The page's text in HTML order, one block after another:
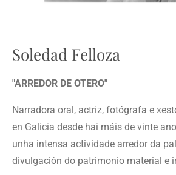
Soledad Felloza
"ARREDOR DE OTERO"
Narradora oral, actriz, fotógrafa e
en Galicia desde hai máis de vinte
unha intensa actividade arredor da
divulgación do patrimonio material e